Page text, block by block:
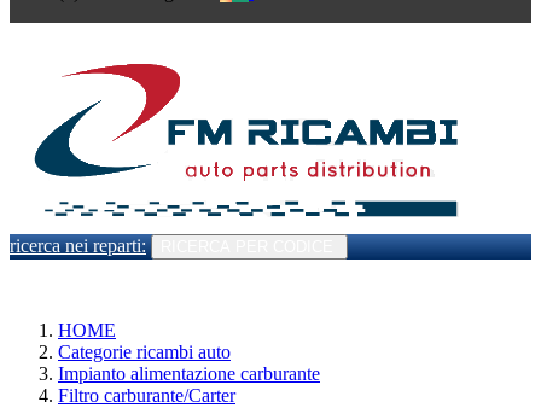
ricerca nei reparti:
HOME
Categorie ricambi auto
Impianto alimentazione carburante
Filtro carburante/Carter